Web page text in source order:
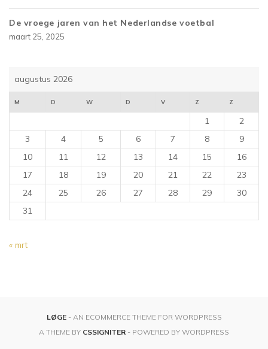
De vroege jaren van het Nederlandse voetbal
maart 25, 2025
augustus 2026
M D W D V Z Z
1
2
3
4 5 6 7 8
9
10
11 12 13 14 15
16
17
18 19 20 21 22
23
24
25 26 27 28 29
30
31
« mrt
LØGE - AN ECOMMERCE THEME FOR WORDPRESS
A THEME BY CSSIGNITER - POWERED BY WORDPRESS